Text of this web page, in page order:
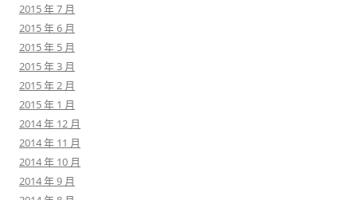
2015 年 7 月
2015 年 6 月
2015 年 5 月
2015 年 3 月
2015 年 2 月
2015 年 1 月
2014 年 12 月
2014 年 11 月
2014 年 10 月
2014 年 9 月